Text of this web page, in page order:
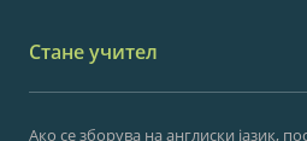
Стане учител
Ако се зборува на англиски јазик,